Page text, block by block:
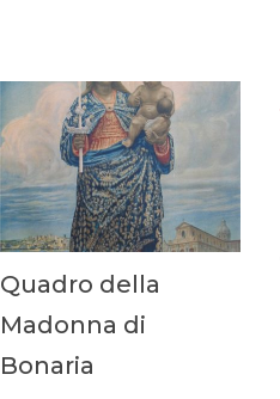
Quadro della
Madonna di
Bonaria